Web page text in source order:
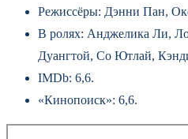
Режиссёры: Дэнни Пан,
В ролях: Анджелика Ли,
Дуангтой, Со Ютлай,
IMDb: 6,6.
«Кинопоиск»: 6,6.